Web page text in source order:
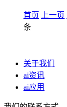
首页 上一页
条
关于我们
ai资讯
ai应用